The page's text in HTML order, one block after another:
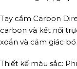
Tay cầm Carbon
carbon và kết nối
xoắn và cảm giác
Thiết kế màu sắc: